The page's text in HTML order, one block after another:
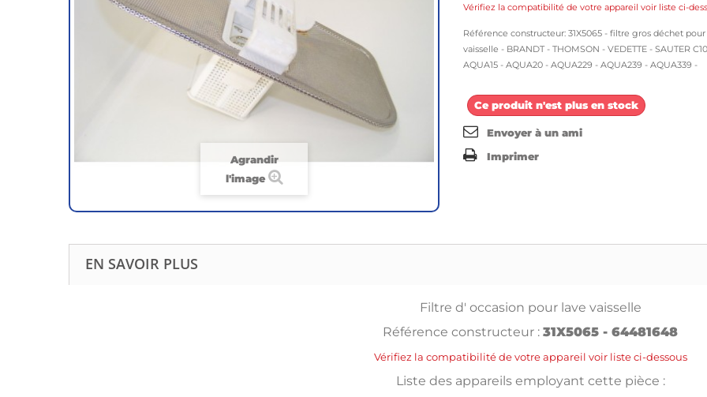
Agrandir
l'image
Vérifiez la compatibilité de votre appareil voir liste ci-
Référence constructeur: 31X5065 - filtre gros déchet pour
vaisselle - BRANDT - THOMSON - VEDETTE - SAUTER
AQUA15 - AQUA20 - AQUA229 - AQUA239 - AQUA339 -
Ce produit n'est plus en stock
Envoyer à un ami
Imprimer
EN SAVOIR PLUS
Filtre d' occasion pour lave vaisselle
Référence constructeur : 31X5065 - 64481648
Vérifiez la compatibilité de votre appareil voir liste ci-dessous
Liste des appareils employant cette pièce :